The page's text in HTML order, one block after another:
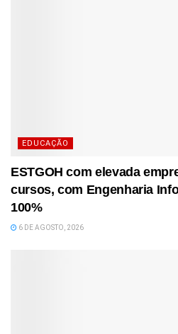
EDUCAÇÃO
ESTGOH com elevada
cursos, com Engenharia
100%
6 DE AGOSTO, 2026